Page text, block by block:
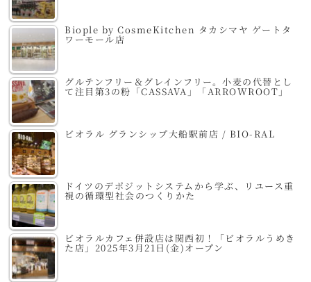
Biople by CosmeKitchen タカシマヤ ゲートタ
ワーモール店
グルテンフリー＆グレインフリー。小麦の代替とし
て注目第3の粉「CASSAVA」「ARROWROOT」
ビオラル グランシップ大船駅前店 / BIO-RAL
ドイツのデポジットシステムから学ぶ、リユース重
視の循環型社会のつくりかた
ビオラルカフェ併設店は関西初！「ビオラルうめき
た店」2025年3月21日(金)オープン